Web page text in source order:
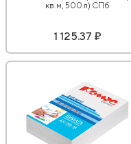
кв.м, 500 л) СПб
1 125.37 ₽